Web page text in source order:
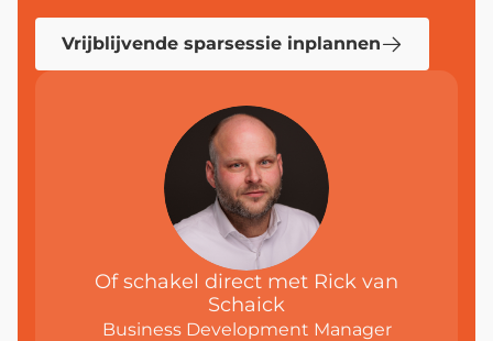
Vrijblijvende sparsessie inplannen
Of schakel direct met Rick van
Schaick
Business Development Manager